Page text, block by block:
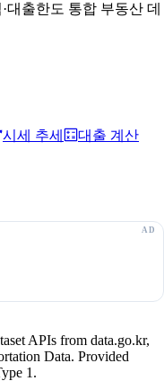
대출한도 통합 부동산 데
시세 추세
대출 계산
APIs from data.go.kr,
Data. Provided
1.